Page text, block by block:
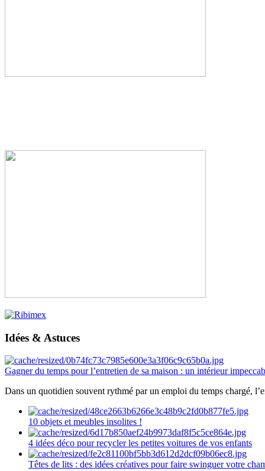
Idées & Astuces
Gagner du temps pour l’entretien de sa maison : un intérieur
Dans un quotidien souvent rythmé par un emploi du temps chargé,
10 objets et meubles insolites !
4 idées déco pour recycler les petites voitures de vos enfants
Têtes de lits : des idées créatives pour faire swinguer votre